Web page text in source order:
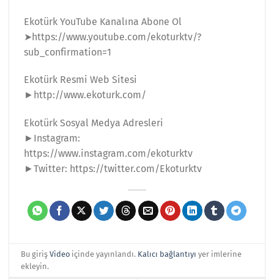
Ekotürk YouTube Kanalına Abone Ol
➤https://www.youtube.com/ekoturktv/?
sub_confirmation=1
Ekotürk Resmi Web Sitesi
►http://www.ekoturk.com/
Ekotürk Sosyal Medya Adresleri
►Instagram:
https://www.instagram.com/ekoturktv
►Twitter: https://twitter.com/Ekoturktv
Bu girişVideo içinde yayınlandı. Kalıcı bağlantıyı yer imlerine
ekleyin.